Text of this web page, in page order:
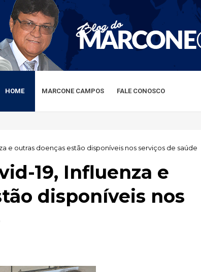
HOME MARCONE CAMPOS FALE CONOSCO
e outras doenças estão disponíveis nos serviços de saúde
19, Influenza e
disponíveis nos